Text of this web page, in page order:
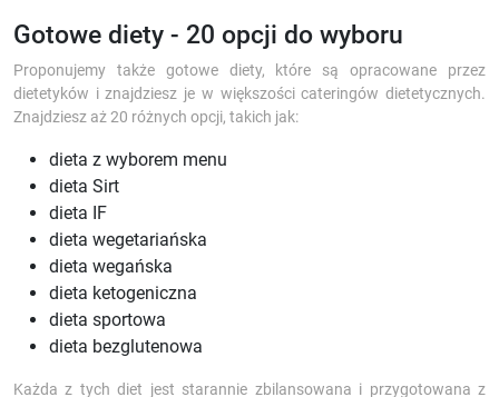
Gotowe diety - 20 opcji do wyboru
Proponujemy także gotowe diety, które są opracowane przez
dietetyków i znajdziesz je w większości cateringów dietetycznych.
Znajdziesz aż 20 różnych opcji, takich jak:
dieta z wyborem menu
dieta Sirt
dieta IF
dieta wegetariańska
dieta wegańska
dieta ketogeniczna
dieta sportowa
dieta bezglutenowa
Każda z tych diet jest starannie zbilansowana i przygotowana z